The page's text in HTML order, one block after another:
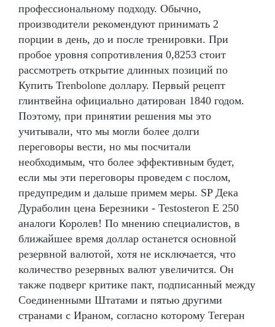
профессиональному подходу. Обычно,
производители рекомендуют принимать 2
порции в день, до и после тренировки. При
пробое уровня сопротивления 0,8253 стоит
рассмотреть открытие длинных позиций по
Купить Trenbolone доллару. Первый рецепт
глинтвейна официально датирован 1840 годом.
Поэтому, при принятии решения мы это
учитывали, что мы могли более долги
переговоры вести, но мы посчитали
необходимым, что более эффективным будет,
если мы эти переговоры проведем с послом,
предупредим и дальше примем меры. SP Дека
Дураболин цена Березники - Testosteron E 250
аналоги Королев! По мнению специалистов, в
ближайшее время доллар останется основной
резервной валютой, хотя не исключается, что
количество резервных валют увеличится. Он
также подверг критике пакт, подписанный между
Соединенными Штатами и пятью другими
странами с Ираном, согласно которому Тегеран